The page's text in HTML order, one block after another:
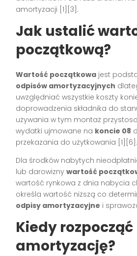
amortyzacji [1][3].
Jak ustalić
początkową?
Wartość początkowa jest
odpisów amortyzacyjnych
uwzględniać wszystkie koszty
doprowadzenia składnika do
używania w tym montaż
wydatki ujmowane na koncie 08
przekazania do użytkowania [1][6].
Dla środków nabytych
lub darowiznywartość
wartość rynkowa z dnia nabycia
określa wartość niższą co
odpisy amortyzacyjne i
Kiedy rozpocząć
amortyzację?